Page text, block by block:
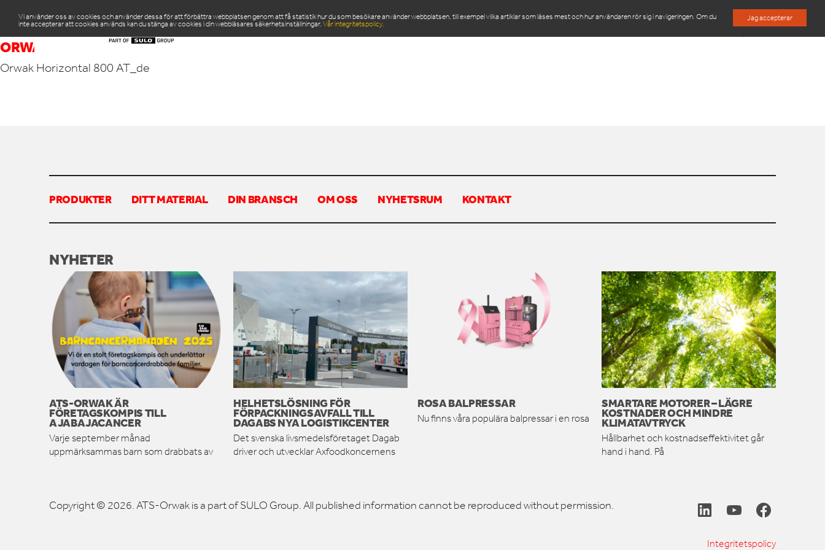
Jag accepterar
Vi använder oss av cookies och använder dessa för att förbättra webbplatsen genom att få statistik hur du som besökare använder webbplatsen, till exempel vilka artiklar som läses mest och hur användaren rör sig i navigeringen. Om du
inte accepterar att cookies används kan du stänga av cookies i din webbläsares säkerhetsinställningar.Vår integritetspolicy.
PRODUKTER SERVICE & RESERVDELAR
ORWAK HORIZONTAL 800 AT_DE
Orwak Horizontal 800 AT_de
PRODUKTER DITT MATERIAL DIN BRANSCH OM OSS NYHETSRUM KONTAKT
NYHETER
ATS-ORWAK ÄR
FÖRETAGSKOMPIS TILL
AJABAJACANCER
Varje september månad
uppmärksammas barn som drabbats av
HELHETSLÖSNING FÖR
FÖRPACKNINGSAVFALL TILL
DAGABS NYA LOGISTIKCENTER
Det svenska livsmedelsföretaget Dagab
driver och utvecklar Axfoodkoncernens
ROSA BALPRESSAR
Nu finns våra populära balpressar i en rosa
SMARTARE MOTORER – LÄGRE
KOSTNADER OCH MINDRE
KLIMATAVTRYCK
Hållbarhet och kostnadseffektivitet går
hand i hand. På
Copyright © 2026. ATS-Orwak is a part of SULO Group. All published information cannot be reproduced without permission.
Integritetspolicy